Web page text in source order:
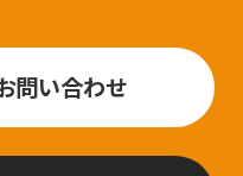
問い合わせ